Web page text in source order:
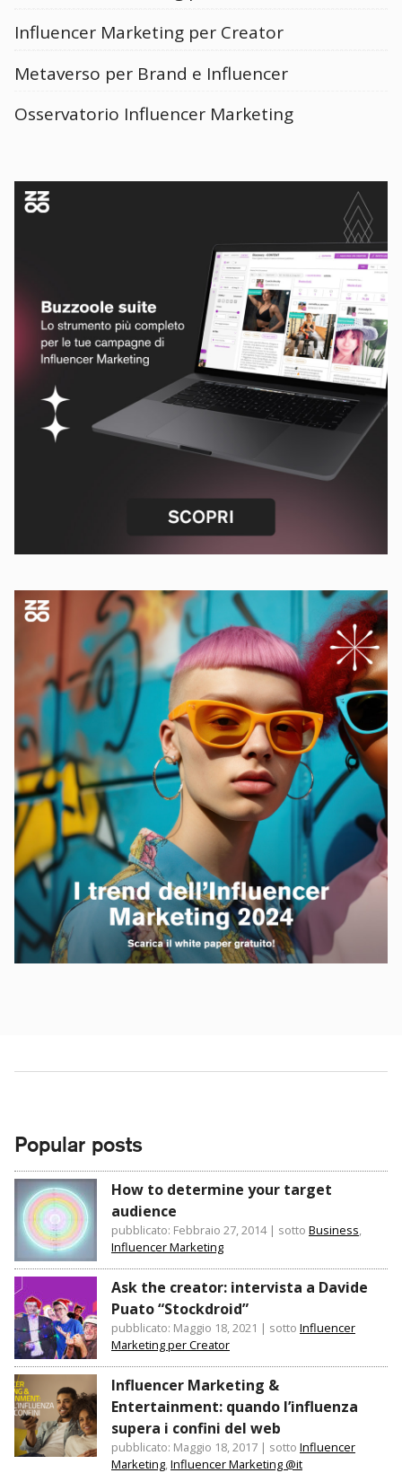
Influencer Marketing per Creator
Metaverso per Brand e Influencer
Osservatorio Influencer Marketing
Popular posts
How to determine your target
audience
pubblicato: Febbraio 27, 2014| sotto Business,
Influencer Marketing
Ask the creator: intervista a Davide
Puato “Stockdroid”
pubblicato: Maggio 18, 2021 | sotto Influencer
Marketing per Creator
Influencer Marketing &
Entertainment: quando l’influenza
supera i confini del web
pubblicato: Maggio 18, 2017 | sotto Influencer
Marketing,Influencer Marketing @it